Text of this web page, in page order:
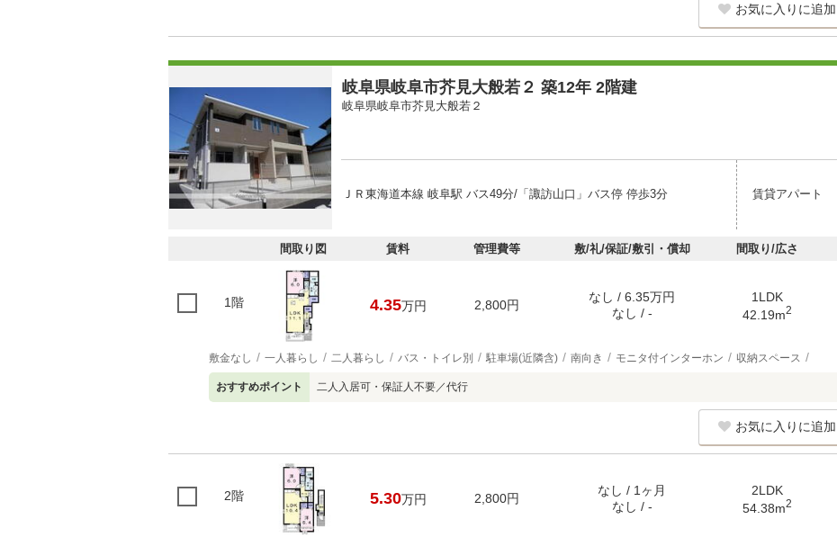
お気に入りに追加
岐阜県岐阜市芥見大般若２ 築12年 2階建
岐阜県岐阜市芥見大般若２
ＪＲ東海道本線 岐阜駅 バス49分/「諏訪山口」バス停 停歩3分 賃貸アパート
間取り図 賃料 管理費等 敷/礼/保証/敷引・償却 間取り/広さ
1階 4.35万円 2,800円
なし / 6.35万円
なし / -
1LDK
42.19m2
敷金なし 一人暮らし 二人暮らし バス・トイレ別 駐車場(近隣含) 南向き モニタ付インターホン 収納スペース
おすすめポイント 二人入居可・保証人不要／代行
お気に入りに追加
2階 5.30万円 2,800円
なし / 1ヶ月
なし / -
2LDK
54.38m2